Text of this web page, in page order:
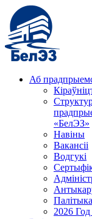
Аб
«БелЭЗ»
Навіны
Вакансіі
Водгукі
2026